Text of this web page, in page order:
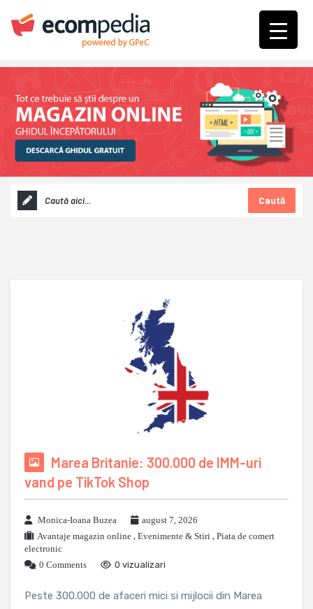
Caută
Marea Britanie: 300.000 de IMM-uri
vand pe TikTok Shop
Monica-Ioana Buzea
august 7, 2026
Avantaje magazin online , Evenimente & Stiri , Piata de comert
electronic
0 Comments
0 vizualizari
Peste 300.000 de afaceri mici si mijlocii din Marea